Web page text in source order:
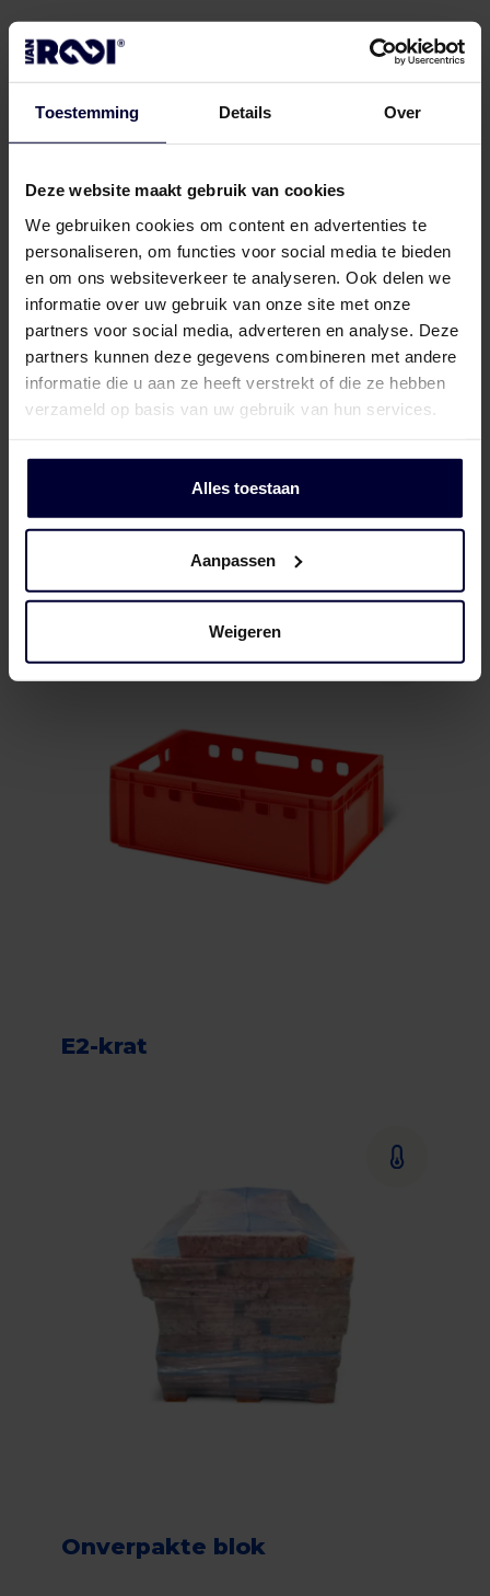
Toestemming Details Over
Deze website maakt gebruik van cookies
We gebruiken cookies om content en advertenties te
personaliseren, om functies voor social media te bieden
en om ons websiteverkeer te analyseren. Ook delen we
informatie over uw gebruik van onze site met onze
partners voor social media, adverteren en analyse. Deze
partners kunnen deze gegevens combineren met andere
informatie die u aan ze heeft verstrekt of die ze hebben
verzameld op basis van uw gebruik van hun services.
Alles toestaan
Aanpassen
Weigeren
Verpakking (bevroren) (< 18ºC)
E2-krat
Onverpakte blok